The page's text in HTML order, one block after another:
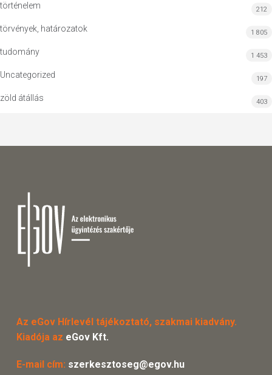
történelem 212
törvények, határozatok 1 805
tudomány 1 453
Uncategorized 197
zöld átállás 403
Az eGov Hírlevél tájékoztató, szakmai kiadvány.
Kiadója az eGov Kft.
E-mail cím: szerkesztoseg@egov.hu